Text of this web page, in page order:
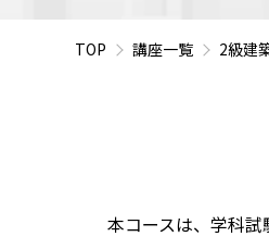
TOP 講座一覧 2級建
本コースは、学科